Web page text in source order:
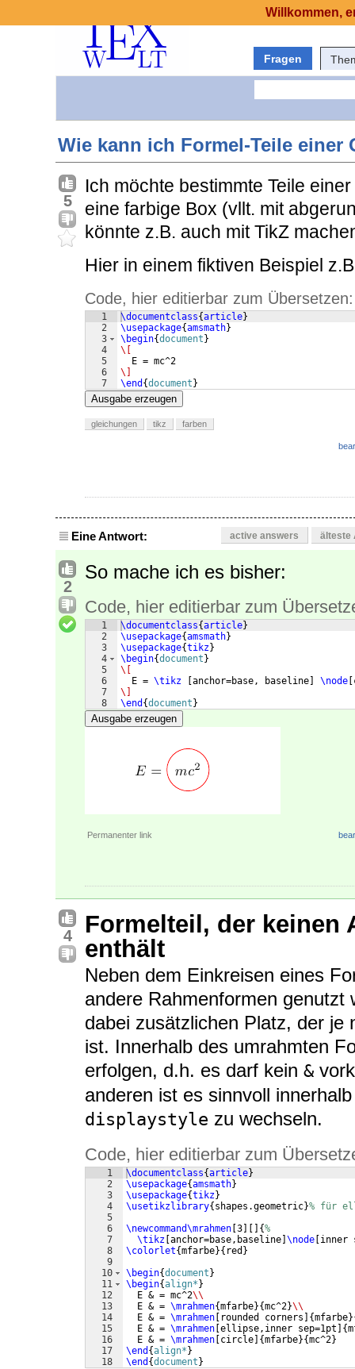
Fragen
Wie kann ich Formel-Teile einer
5
Ich möchte bestimmte Teile
eine farbige Box (vllt. mit
könnte z.B. auch mit TikZ
Hier in einem fiktiven Beispiel
Code, hier editierbar zum Übersetzen:
1
2
3
4
5
6
7
\documentclass{article}
\usepackage{amsmath}
\begin{document }
\[
  E = mc^2
\]
\end {document }
Ausgabe erzeugen
gleichungen tikz farben
Eine Antwort: active answers älteste
2
So mache ich es bisher:
Code, hier editierbar zum
1
2
3
4
5
6
7
8
\documentclass{article}
\usepackage{amsmath}
\usepackage{tikz}
\begin{document }
\[
  E =
\tikz anchor=base, baseline \node
\]
\end {document }
Ausgabe erzeugen
Permanenter link
4
Formelteil, der keinen
enthält
Neben dem Einkreisen eines
andere Rahmenformen
dabei zusätzlichen Platz, der
ist. Innerhalb des umrahmten
erfolgen, d.h. es darf kein &
anderen ist es sinnvoll
displaystyle zu wechseln.
Code, hier editierbar zum
1
2
3
4
5
6
7
8
9
10
11
12
13
14
15
16
17
18
\documentclass{article}
\usepackage{amsmath}
\usepackage{tikz}
\usetikzlibrary{ shapes.geometric}% für
\newcommand\mrahmen 3 {%
\tikz anchor=base,baseline \node inner
\colorlet{mfarbe}{ red }
\begin{document }
\begin{align* }
  E & = mc^2
\\
  E & =
\mrahmen{mfarbe}{mc^2}\\
  E & =
\mrahmen rounded corners {mfarbe}
  E & =
\mrahmen ellipse,inner sep=1pt {
  E & =
\mrahmen circle {mfarbe}{mc^2}
\end {align* }
\end {document }
Willkommen,